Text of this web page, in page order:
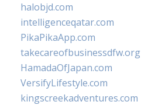
halobjd.com
intelligenceqatar.com
PikaPikaApp.com
takecareofbusinessdfw.org
HamadaOfJapan.com
VersifyLifestyle.com
kingscreekadventures.com